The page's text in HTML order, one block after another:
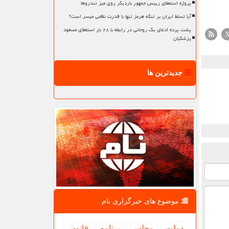
پروژه استعفای رییس جمهور باردیگر روی میز تندروها
آیا تسلط ایران بر تنگه هرمز تنها با قدرت نظامی میسر است؟
پشت پرده ادعای یک روحانی در رابطه با ۲۸ بار استعفای مسعود
پزشکیان
جدیدترین ها
موضوع های خبرگزاری نام